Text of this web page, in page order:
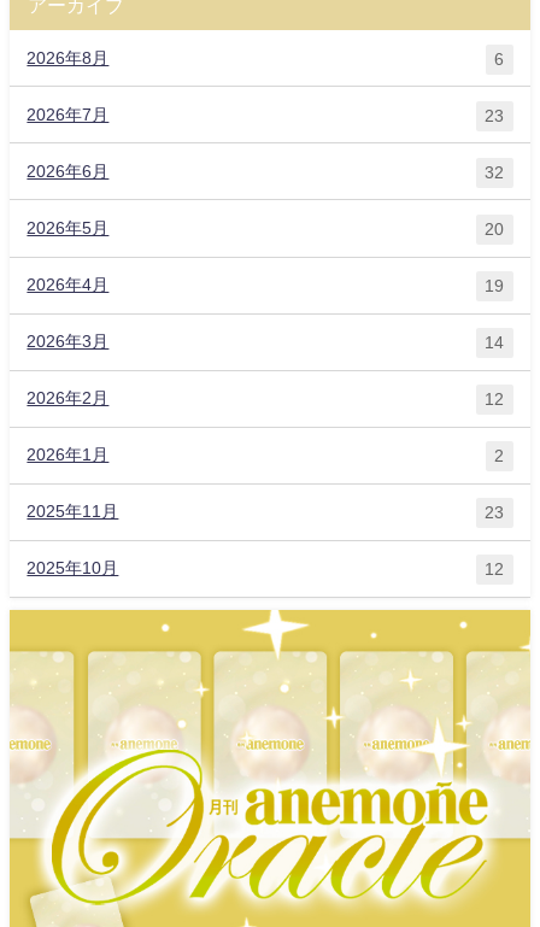
アーカイブ
2026年8月 6
2026年7月 23
2026年6月 32
2026年5月 20
2026年4月 19
2026年3月 14
2026年2月 12
2026年1月 2
2025年11月 23
2025年10月 12